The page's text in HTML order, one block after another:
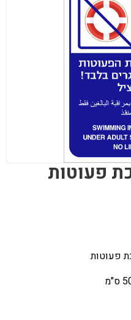
פעוטות
פעוטות